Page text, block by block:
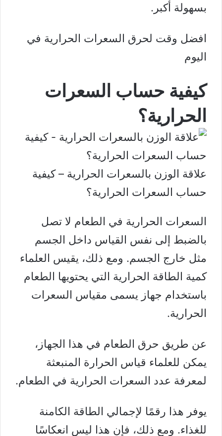
بسهولة أكبر.
افضل وقت لحرق السعرات الحرارية في
اليوم
كيفية حساب السعرات
الحرارية؟
علاقة الوزن بالسعرات الحرارية – كيفية
حساب السعرات الحرارية؟
السعرات الحرارية في الطعام لا تصل
بالضبط إلى نفس القياس داخل الجسم
مثل خارج الجسم. ومع ذلك، يقيس العلماء
كمية الطاقة الحرارية التي يحتويها الطعام
باستخدام جهاز يسمى مقياس السعرات
الحرارية.
عن طريق حرق الطعام في هذا الجهاز،
يمكن للعلماء قياس الحرارة المنبعثة
لمعرفة عدد السعرات الحرارية في الطعام.
يوفر هذا رقمًا لإجمالي الطاقة الكامنة
للغذاء. ومع ذلك، فإن هذا ليس انعكاسًا